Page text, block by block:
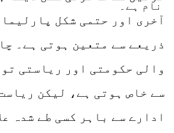
آخری اور حتمی شکل
ذریعے سے متعین ہوتی ہے۔
والی حکومتی اور ریاستی
سے خاص ہوتی ہے، لیکن
ادارے سے باہر کسی طے شدہ